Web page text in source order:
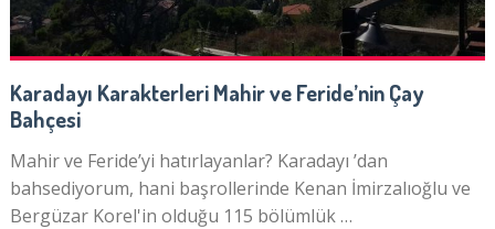
Karadayı Karakterleri Mahir ve Feride’nin Çay
Bahçesi
Mahir ve Feride’yi hatırlayanlar? Karadayı ’dan
bahsediyorum, hani başrollerinde Kenan İmirzalıoğlu ve
Bergüzar Korel'in olduğu 115 bölümlük …